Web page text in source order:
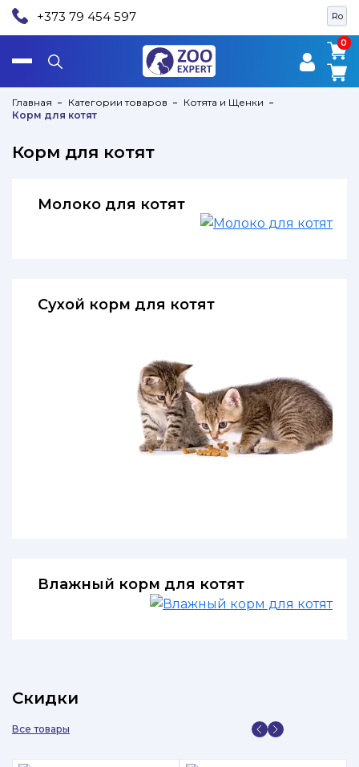
Ro
+373 79 454 597
0
0
Главная Категории товаров
Котята и Щенки
Корм для котят
Корм для котят
Молоко для котят
Сухой корм для котят
Влажный корм для котят
Скидки
Все товары